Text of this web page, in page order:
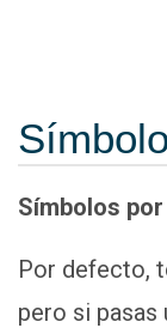
Símbolos
Por defecto,
pero si pasas